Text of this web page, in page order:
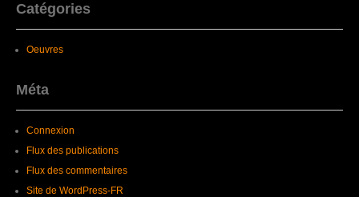
Catégories
Oeuvres
Méta
Connexion
Flux des publications
Flux des commentaires
Site de WordPress-FR